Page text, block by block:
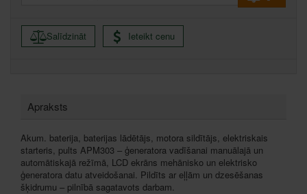
Salīdzināt Ieteikt cenu
Apraksts
Akum. baterija, baterijas lādētājs, motora sildītājs, elektriskais
starteris, pults APM303 – ģeneratora vadīšanai manuālajā un
automātiskajā režīmā, LCD ekrāns mehānisko un elektrisko
ģeneratora datu atveidošanai. Pildīts ar eļļām un dzesēšanas
šķidrumu – pilnībā sagatavots darbam.